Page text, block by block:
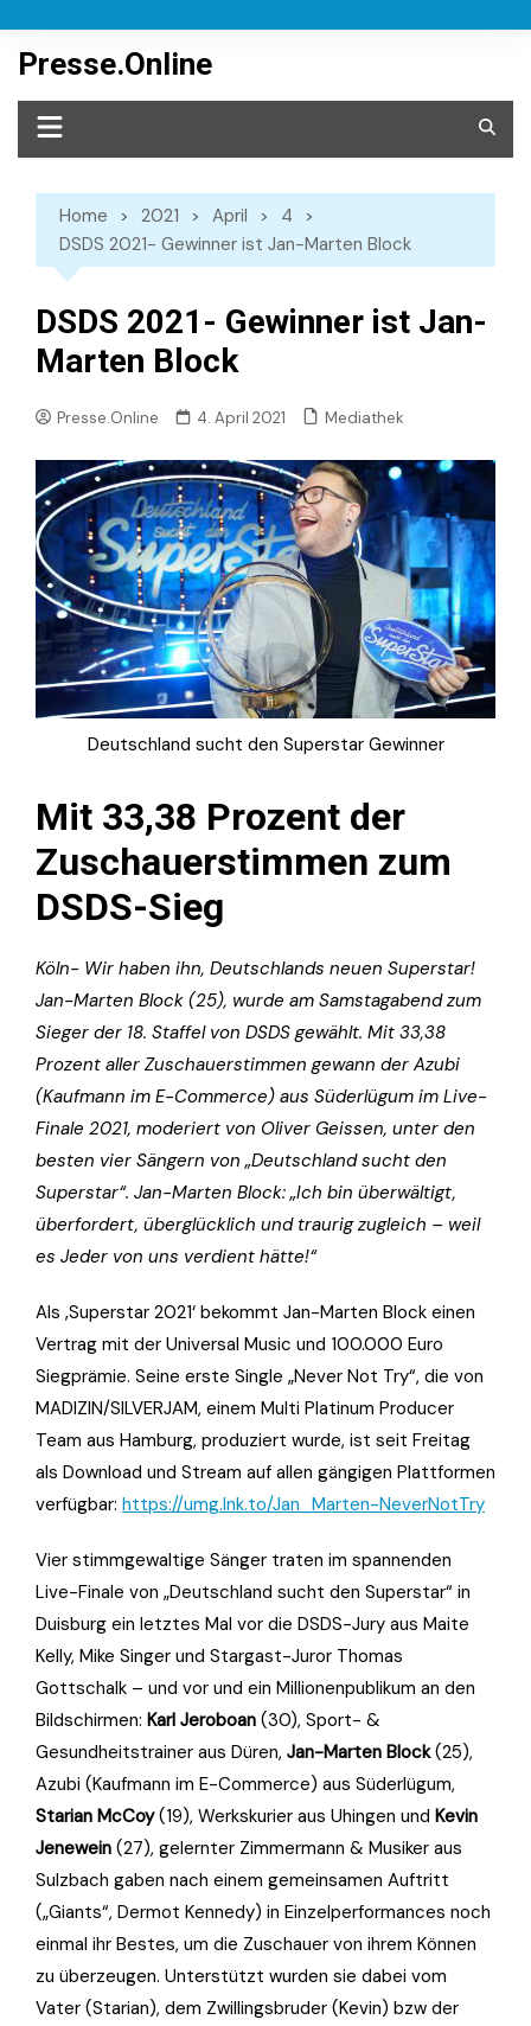
content
Presse.Online
Home 2021 April
4
DSDS 2021- Gewinner ist Jan-Marten Block
DSDS 2021- Gewinner ist Jan-
Marten Block
Presse.Online 4. April 2021 Mediathek
Deutschland sucht den Superstar Gewinner
Mit 33,38 Prozent der
Zuschauerstimmen zum
DSDS-Sieg
Köln- Wir haben ihn, Deutschlands neuen Superstar!
Jan-Marten Block (25), wurde am Samstagabend zum
Sieger der 18. Staffel von DSDS gewählt. Mit 33,38
Prozent aller Zuschauerstimmen gewann der Azubi
(Kaufmann im E-Commerce) aus Süderlügum im Live-
Finale 2021, moderiert von Oliver Geissen, unter den
besten vier Sängern von „Deutschland sucht den
Superstar“. Jan-Marten Block: „Ich bin überwältigt,
überfordert, überglücklich und traurig zugleich – weil
es Jeder von uns verdient hätte!“
Als ‚Superstar 2021‘ bekommt Jan-Marten Block einen
Vertrag mit der Universal Music und 100.000 Euro
Siegprämie. Seine erste Single „Never Not Try“, die von
MADIZIN/SILVERJAM, einem Multi Platinum Producer
Team aus Hamburg, produziert wurde, ist seit Freitag
als Download und Stream auf allen gängigen Plattformen
verfügbar: https://umg.lnk.to/Jan_Marten-NeverNotTry
Vier stimmgewaltige Sänger traten im spannenden
Live-Finale von „Deutschland sucht den Superstar“ in
Duisburg ein letztes Mal vor die DSDS-Jury aus Maite
Kelly, Mike Singer und Stargast-Juror Thomas
Gottschalk – und vor und ein Millionenpublikum an den
Bildschirmen: Karl Jeroboan (30), Sport- &
Gesundheitstrainer aus Düren, Jan-Marten Block(25),
Azubi (Kaufmann im E-Commerce) aus Süderlügum,
Starian McCoy(19), Werkskurier aus Uhingen und Kevin
Jenewein (27), gelernter Zimmermann & Musiker aus
Sulzbach gaben nach einem gemeinsamen Auftritt
(„Giants“, Dermot Kennedy) in Einzelperformances noch
einmal ihr Bestes, um die Zuschauer von ihrem Können
zu überzeugen. Unterstützt wurden sie dabei vom
Vater (Starian), dem Zwillingsbruder (Kevin) bzw der